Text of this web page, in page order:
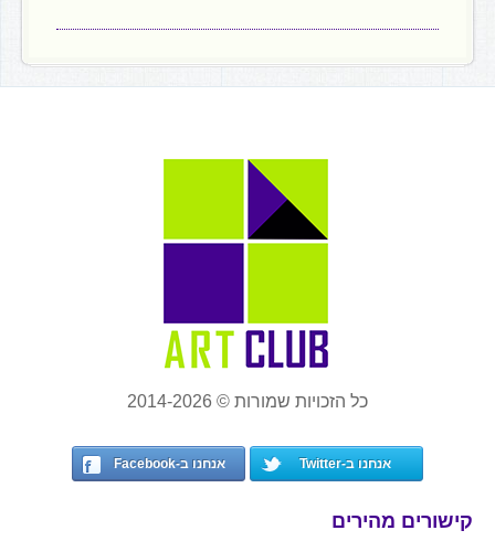
כל הזכויות שמורות © 2014-2026
אנחנו ב-Twitter אנחנו ב-Facebook
קישורים מהירים